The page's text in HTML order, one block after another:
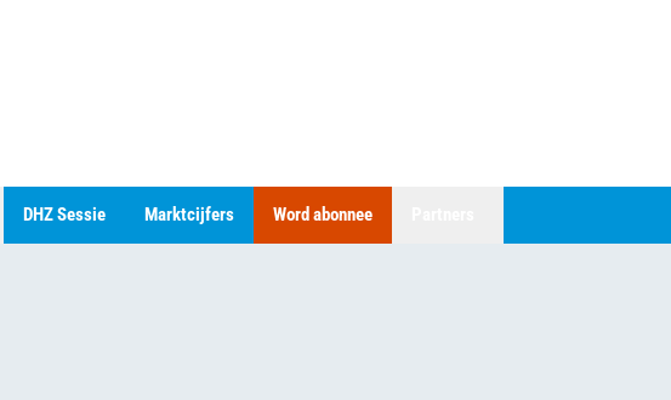
DHZ Sessie Marktcijfers Word abonnee